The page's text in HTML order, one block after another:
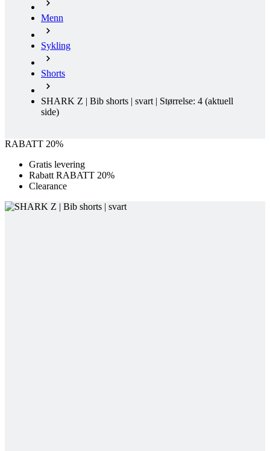
Shorts
SHARK Z | Bib shorts | svart | Størrelse: 4
side)
RABATT 20%
Gratis levering